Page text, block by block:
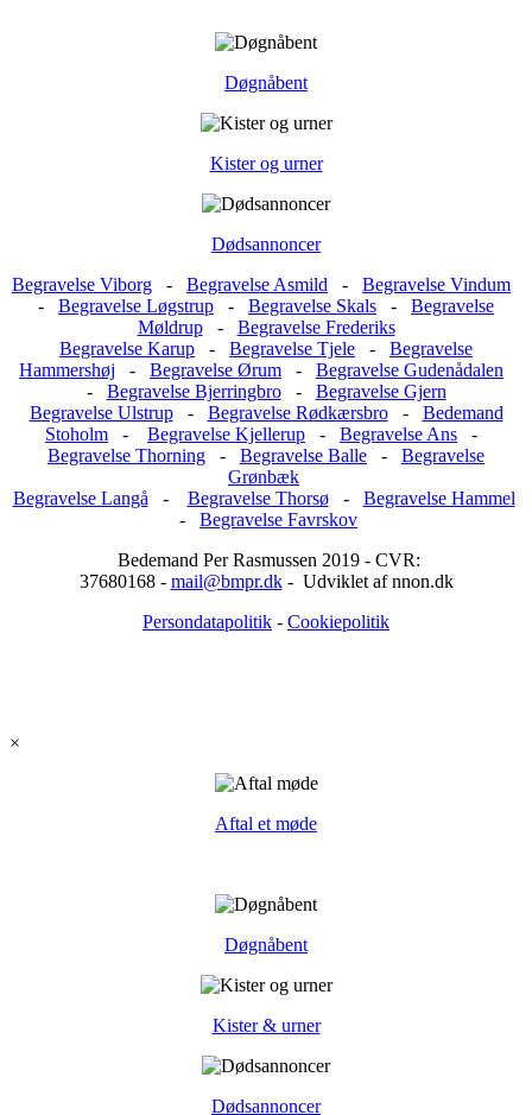
Døgnåbent
Kister og urner
Dødsannoncer
Begravelse Viborg - Begravelse Asmild - Begravelse Vindum
- Begravelse Løgstrup - Begravelse Skals - Begravelse
Møldrup- Begravelse Frederiks
Begravelse Karup - Begravelse Tjele - Begravelse
Hammershøj - Begravelse Ørum - Begravelse Gudenådalen
- Begravelse Bjerringbro- Begravelse Gjern
Begravelse Ulstrup- Begravelse Rødkærsbro- Bedemand
Stoholm - Begravelse Kjellerup - Begravelse Ans -
Begravelse Thorning - Begravelse Balle - Begravelse
Grønbæk
Begravelse Langå - Begravelse Thorsø- Begravelse Hammel
- Begravelse Favrskov
Bedemand Per Rasmussen 2019 - CVR:
37680168 - mail@bmpr.dk- Udviklet af nnon.dk
Persondatapolitik - Cookiepolitik
×
Aftal et møde
Døgnåbent
Kister & urner
Dødsannoncer